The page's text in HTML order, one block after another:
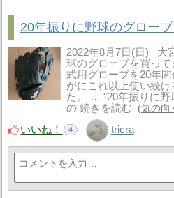
20年振りに野球のグロー
2022年8月7日(日) 大
球のグローブを買っ
式用グローブを20年
がにこれ以上使い続
た。 … "20年振りに野
の 続きを読む
気の向
いいね！ 4 tricra